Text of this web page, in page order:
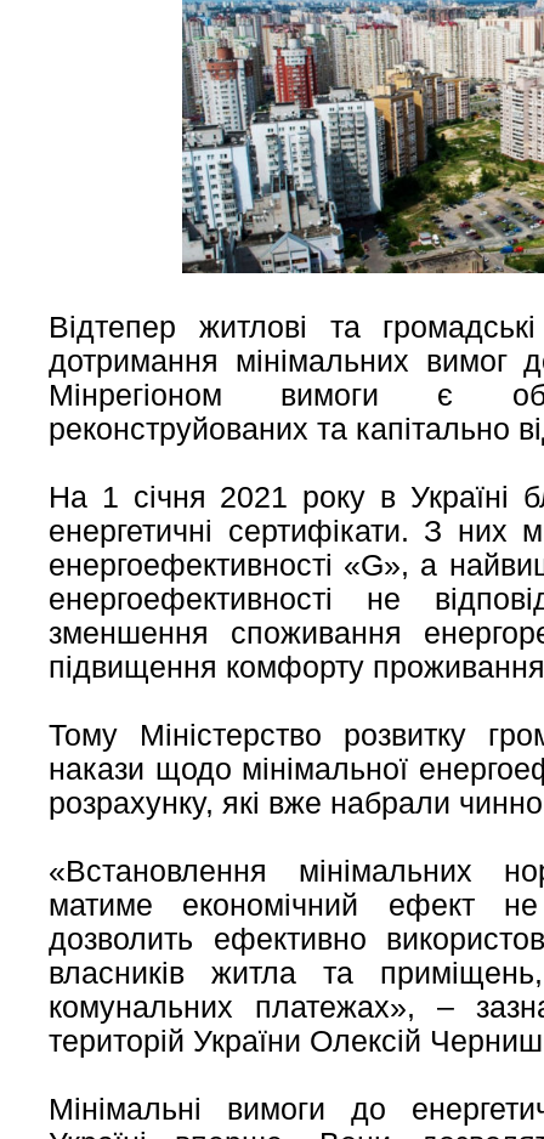
Відтепер житлові та
дотримання мінімальних вимог
Мінрегіоном вимоги є
реконструйованих та капітально
На 1 січня 2021 року в Україні
енергетичні сертифікати. З
енергоефективності «G», а
енергоефективності не
зменшення споживання
підвищення комфорту
Тому Міністерство розвитку
накази щодо мінімальної
розрахунку, які вже набрали
«Встановлення мінімальних
матиме економічний ефект
дозволить ефективно
власників житла та
комунальних платежах», –
територій України Олексій
Мінімальні вимоги до